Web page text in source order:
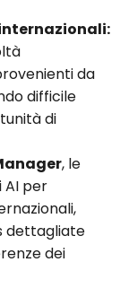
da
difficile
di
, le
AI per
dettagliate
dei